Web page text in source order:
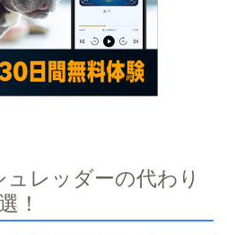
ュレッダーの代わり
！